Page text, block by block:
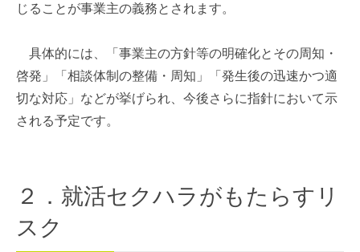
じることが事業主の義務とされます。
具体的には、「事業主の方針等の明確化とその周知・
啓発」「相談体制の整備・周知」「発生後の迅速かつ適
切な対応」などが挙げられ、今後さらに指針において示
される予定です。
２．就活セクハラがもたらすリ
スク